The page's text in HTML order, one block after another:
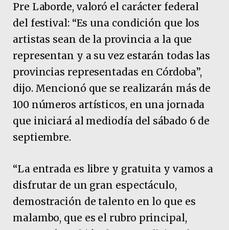
Pre Laborde, valoró el carácter federal
del festival: “Es una condición que los
artistas sean de la provincia a la que
representan y a su vez estarán todas las
provincias representadas en Córdoba”,
dijo. Mencionó que se realizarán más de
100 números artísticos, en una jornada
que iniciará al mediodía del sábado 6 de
septiembre.
“La entrada es libre y gratuita y vamos a
disfrutar de un gran espectáculo,
demostración de talento en lo que es
malambo, que es el rubro principal,